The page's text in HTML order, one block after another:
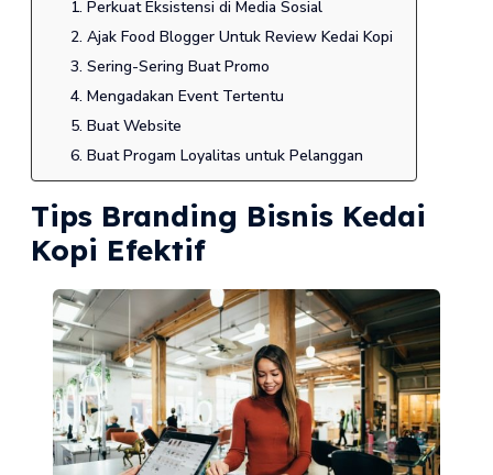
1. Perkuat Eksistensi di Media Sosial
2. Ajak Food Blogger Untuk Review Kedai Kopi
3. Sering-Sering Buat Promo
4. Mengadakan Event Tertentu
5. Buat Website
6. Buat Progam Loyalitas untuk Pelanggan
Tips Branding Bisnis Kedai
Kopi Efektif